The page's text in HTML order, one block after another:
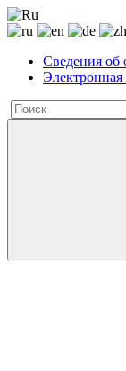
Сведения об
Электронная